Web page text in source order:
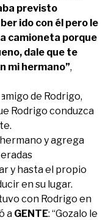
previsto
ido con él pero le
camioneta porque
dale que te
mi hermano”,
de Rodrigo,
Rodrigo conduzca
y agrega
y hasta el propio
en su lugar.
con Rodrigo en
a GENTE: “Gozalo le